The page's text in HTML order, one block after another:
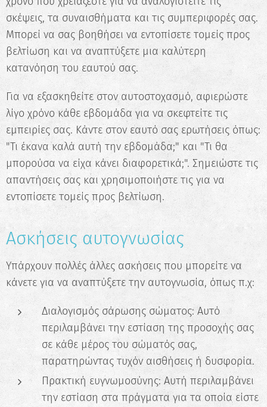
σκέψεις, τα συναισθήματα και τις συμπεριφορές σας.
Μπορεί να σας βοηθήσει να εντοπίσετε τομείς προς
βελτίωση και να αναπτύξετε μια καλύτερη
κατανόηση του εαυτού σας.
Για να εξασκηθείτε στον αυτοστοχασμό, αφιερώστε
λίγο χρόνο κάθε εβδομάδα για να σκεφτείτε τις
εμπειρίες σας. Κάντε στον εαυτό σας ερωτήσεις όπως:
"Τι έκανα καλά αυτή την εβδομάδα;" και "Τι θα
μπορούσα να είχα κάνει διαφορετικά;". Σημειώστε τις
απαντήσεις σας και χρησιμοποιήστε τις για να
εντοπίσετε τομείς προς βελτίωση.
Ασκήσεις αυτογνωσίας
Υπάρχουν πολλές άλλες ασκήσεις που μπορείτε να
κάνετε για να αναπτύξετε την αυτογνωσία, όπως π.χ:
Διαλογισμός σάρωσης σώματος: Αυτό
περιλαμβάνει την εστίαση της προσοχής σας
σε κάθε μέρος του σώματός σας,
παρατηρώντας τυχόν αισθήσεις ή δυσφορία.
Πρακτική ευγνωμοσύνης: Αυτή περιλαμβάνει
την εστίαση στα πράγματα για τα οποία είστε